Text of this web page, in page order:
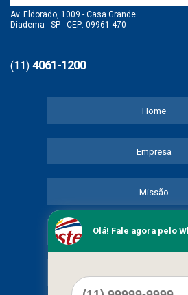
Av. Eldorado, 1009 - Casa Grande
Diadema - SP - CEP: 09961-470
(11) 4061-1200
Home
Empresa
Missão
Serviços
Olá! Fale agora pelo